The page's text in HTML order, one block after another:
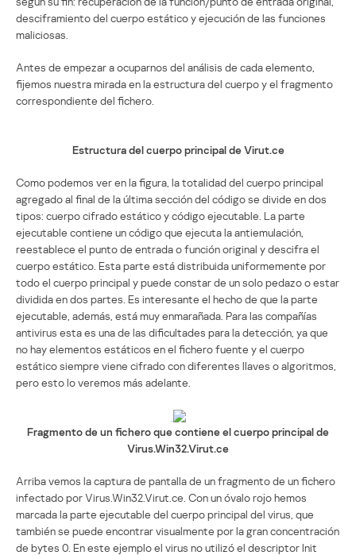
desciframiento del cuerpo estático y ejecución de las funciones
maliciosas.
Antes de empezar a ocuparnos del análisis de cada elemento,
fijemos nuestra mirada en la estructura del cuerpo y el fragmento
correspondiente del fichero.
Estructura del cuerpo principal de Virut.ce
Como podemos ver en la figura, la totalidad del cuerpo principal
agregado al final de la última sección del código se divide en dos
tipos: cuerpo cifrado estático y código ejecutable. La parte
ejecutable contiene un código que ejecuta la antiemulación,
reestablece el punto de entrada o función original y descifra el
cuerpo estático. Esta parte está distribuida uniformemente por
todo el cuerpo principal y puede constar de un solo pedazo o estar
dividida en dos partes. Es interesante el hecho de que la parte
ejecutable, además, está muy enmarañada. Para las compañías
antivirus esta es una de las dificultades para la detección, ya que
no hay elementos estáticos en el fichero fuente y el cuerpo
estático siempre viene cifrado con diferentes llaves o algoritmos,
pero esto lo veremos más adelante.
Fragmento de un fichero que contiene el cuerpo principal de
Virus.Win32.Virut.ce
Arriba vemos la captura de pantalla de un fragmento de un fichero
infectado por Virus.Win32.Virut.ce. Con un óvalo rojo hemos
marcada la parte ejecutable del cuerpo principal del virus, que
también se puede encontrar visualmente por la gran concentración
de bytes 0. En este ejemplo el virus no utilizó el descriptor Init